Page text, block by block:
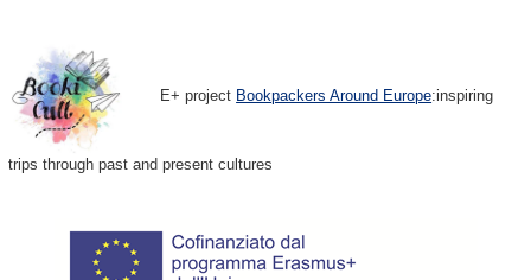
E+ project Bookpackers Around Europe:inspiring
trips through past and present cultures